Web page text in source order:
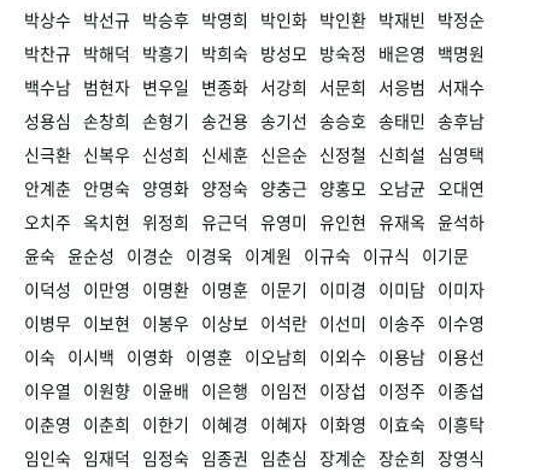
박상수 박선규 박승후 박영희 박인화 박인환 박재빈
박정순
박찬규 박해덕 박흥기 박희숙 방성모 방숙정 배은영
백명원
백수남 범현자 변우일 변종화 서강희 서문희 서응범
서재수
성용심 손창희 손형기 송건용 송기선 송승호 송태민 송후남
신극환 신복우 신성희 신세훈 신은순 신정철 신희설
심영택
안계춘 안명숙 양영화 양정숙 양충근 양홍모 오남균 오대연
오치주 옥치현 위정희 유근덕 유영미 유인현 유재옥 윤석하
윤숙 윤순성 이경순 이경욱 이계원 이규숙 이규식
이기문
이덕성
이만영 이명환 이명훈 이문기 이미경 이미담 이미자
이병무 이보현 이봉우 이상보 이석란 이선미 이송주 이수영
이숙 이시백 이영화 이영훈 이오남희 이외수 이용남 이용선
이우열
이원향 이윤배 이은행 이임전 이장섭 이정주 이종섭
이춘영
이춘희 이한기 이혜경 이혜자 이화영 이효숙 이흥탁
임인숙 임재덕 임정숙 임종권 임춘심 장계순 장순희 장영식